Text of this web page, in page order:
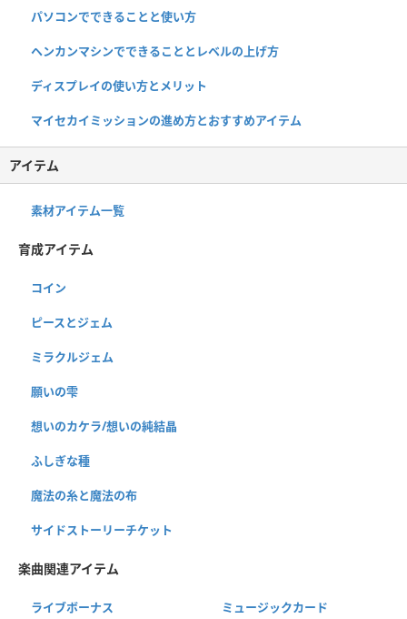
パソコンでできることと使い方
ヘンカンマシンでできることとレベルの上げ方
ディスプレイの使い方とメリット
マイセカイミッションの進め方とおすすめアイテム
アイテム
素材アイテム一覧
育成アイテム
コイン
ピースとジェム
ミラクルジェム
願いの雫
想いのカケラ/想いの純結晶
ふしぎな種
魔法の糸と魔法の布
サイドストーリーチケット
楽曲関連アイテム
ライブボーナス ミュージックカード